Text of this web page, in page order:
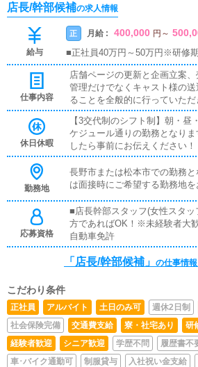
店長/幹部候補の求人情報
給与
正 月給 : 400,000 円 ～
■正社員40万円～50万円※研修
仕事内容
店舗ページの更新と企画立案
管理だけでなくキャスト様の
ることを全般的に行っていた
ます！ご希望の方はご相談を
す！対面での面接が難しい方
事務所は分煙体制！タバコが
もドウゾ！☆即日採用可能です
プでは独立支援制度としてご
う方のサポートも行っています
の店舗運営のノウハウ・シス
休日休暇
【3交代制のシフト制】朝・昼
ケジュール通りの勤務となり
したら事前にお伝えください！
勤務地
長野市または松本市での勤務
は面接時にご希望する勤務地を
応募資格
■店長幹部スタッフ(女性スタ
方であればOK！※未経験者大
自動車免許
「店長/幹部候補」 の仕事情
こだわり条件
正社員 アルバイト 土日のみ可 週休2日制
社会保険完備
交通費支給 寮・社宅あり 研
経験者歓迎
シニア歓迎 学歴不問 履歴書不
車･バイク通勤可
制服貸与 入社祝い金支給